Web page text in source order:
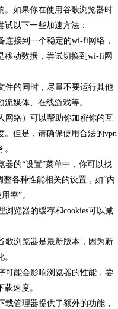
。如果你在使用谷歌浏览器时
以下一些加速方法：
连接到一个稳定的wi-fi网络，
移动数据，尝试切换到wi-fi网
件的同时，尽量不要运行其他
媒体、在线游戏等。
网络）可以帮助你加密你的互
。但是，请确保使用合法的vpn
器的“设置”菜单中，你可以找
各种性能相关的设置，如“内
率”。
浏览器的缓存和cookies可以减
歌浏览器是最新版本，因为新
可能会影响浏览器的性能，尝
速度。
管理器提供了额外的功能，